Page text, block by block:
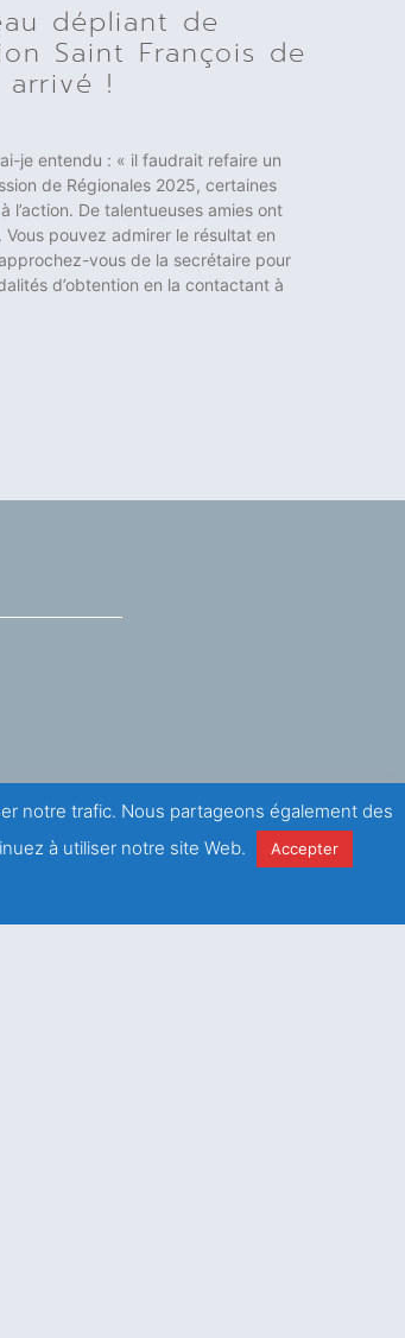
dépliant de
Saint François de
arrivé !
je entendu : « il faudrait refaire un
de Régionales 2025, certaines
l’action. De talentueuses amies ont
pouvez admirer le résultat en
vous de la secrétaire pour
d’obtention en la contactant à
notre trafic. Nous partageons également des
à utiliser notre site Web.
Accepter